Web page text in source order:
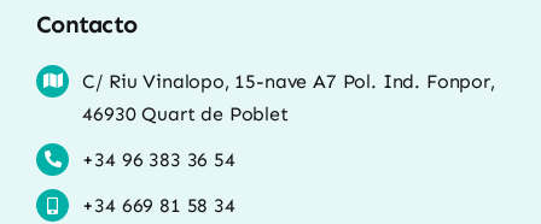
Contacto
C/ Riu Vinalopo, 15-nave A7 Pol. Ind. Fonpor,
46930 Quart de Poblet
+34 96 383 36 54
+34 669 81 58 34